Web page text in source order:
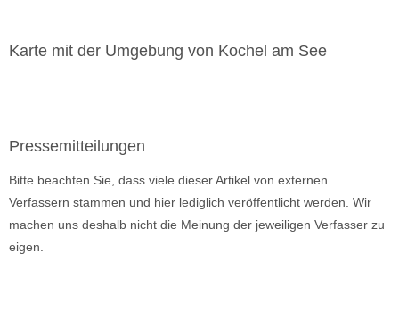
Karte mit der Umgebung von Kochel am See
Pressemitteilungen
Bitte beachten Sie, dass viele dieser Artikel von externen
Verfassern stammen und hier lediglich veröffentlicht werden. Wir
machen uns deshalb nicht die Meinung der jeweiligen Verfasser zu
eigen.